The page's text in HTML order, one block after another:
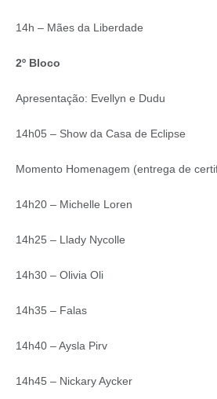
14h – Mães da Liberdade
2º Bloco
Apresentação: Evellyn e Dudu
14h05 – Show da Casa de Eclipse
Momento Homenagem (entrega de
14h20 – Michelle Loren
14h25 – Llady Nycolle
14h30 – Olivia Oli
14h35 – Falas
14h40 – Aysla Pirv
14h45 – Nickary Aycker